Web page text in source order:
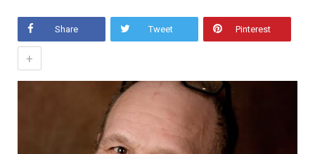
Share Tweet Pinterest
+